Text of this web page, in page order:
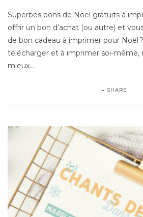
Superbes bons de Noël gratuits à
offrir un bon d’achat (ou autre) et
de bon cadeau à imprimer pour Noël
télécharger et à imprimer soi-même,
mieux…
SHARE